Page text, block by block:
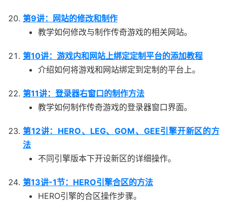
第9讲：网站的修改和制作
教学如何修改与制作传奇游戏的相关网站。
第10讲：游戏内和网站上绑定定制平台的添加教程
介绍如何将游戏和网站绑定到定制的平台上。
第11讲：登录器右窗口的制作方法
教学如何制作传奇游戏的登录器窗口界面。
第12讲：HERO、LEG、GOM、GEE引擎开新区的方
法
不同引擎版本下开设新区的详细操作。
第13讲-1节：HERO引擎合区的方法
HERO引擎的合区操作步骤。